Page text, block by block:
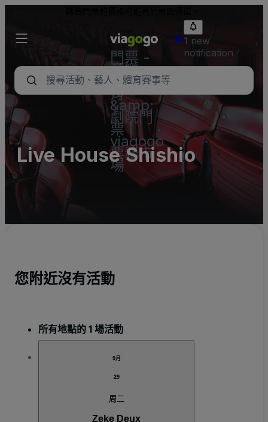
門票 -
音樂
會、體
育
&amp;
劇院門
票 |
viagogo
票務市
場
1 new
notification
Live House Shishio
您附近沒有活動
所有地點的 1 場活動
9月
29
周二
Zeke Deux